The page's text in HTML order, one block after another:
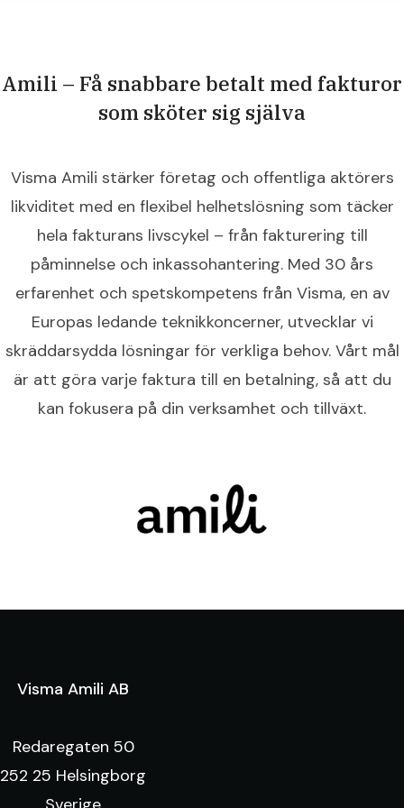
Amili – Få snabbare betalt med fakturor
som sköter sig själva
Visma Amili stärker företag och offentliga aktörers
likviditet med en flexibel helhetslösning som täcker
hela fakturans livscykel – från fakturering till
påminnelse och inkassohantering. Med 30 års
erfarenhet och spetskompetens från Visma, en av
Europas ledande teknikkoncerner, utvecklar vi
skräddarsydda lösningar för verkliga behov. Vårt mål
är att göra varje faktura till en betalning, så att du
kan fokusera på din verksamhet och tillväxt.
Visma Amili AB
Redaregaten 50
252 25 Helsingborg